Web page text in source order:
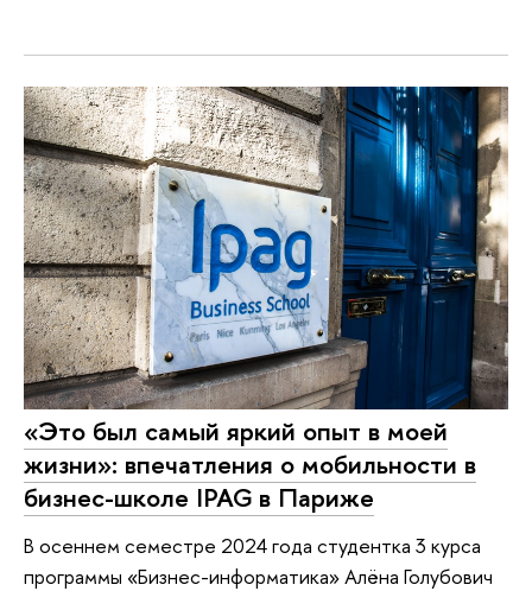
«Это был самый яркий опыт в моей
жизни»: впечатления о мобильности в
бизнес-школе IPAG в Париже
В осеннем семестре 2024 года студентка 3 курса
программы «Бизнес-информатика» Алёна Голубович